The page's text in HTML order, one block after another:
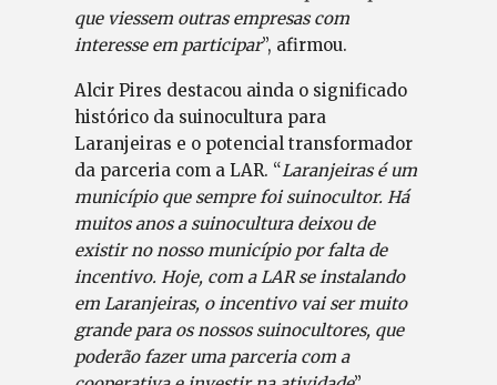
que viessem outras empresas com
interesse em participar”, afirmou.
Alcir Pires destacou ainda o significado
histórico da suinocultura para
Laranjeiras e o potencial transformador
da parceria com a LAR. “Laranjeiras é um
município que sempre foi suinocultor. Há
muitos anos a suinocultura deixou de
existir no nosso município por falta de
incentivo. Hoje, com a LAR se instalando
em Laranjeiras, o incentivo vai ser muito
grande para os nossos suinocultores, que
poderão fazer uma parceria com a